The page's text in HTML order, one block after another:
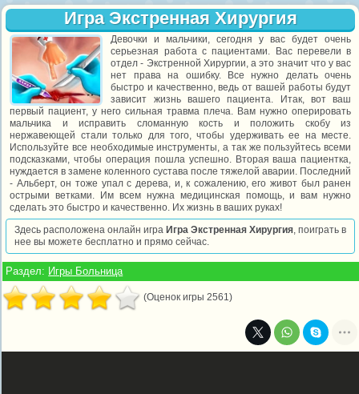
Игра Экстренная Хирургия
Девочки и мальчики, сегодня у вас будет очень
серьезная работа с пациентами. Вас перевели в
отдел - Экстренной Хирургии, а это значит что у вас
нет права на ошибку. Все нужно делать очень
быстро и качественно, ведь от вашей работы будут
зависит жизнь вашего пациента. Итак, вот ваш
первый пациент, у него сильная травма плеча. Вам нужно оперировать
мальчика и исправить сломанную кость и положить скобу из
нержавеющей стали только для того, чтобы удерживать ее на месте.
Используйте все необходимые инструменты, а так же пользуйтесь всеми
подсказками, чтобы операция пошла успешно. Вторая ваша пациентка,
нуждается в замене коленного сустава после тяжелой аварии. Последний
- Альберт, он тоже упал с дерева, и, к сожалению, его живот был ранен
острыми ветками. Им всем нужна медицинская помощь, и вам нужно
сделать это быстро и качественно. Их жизнь в ваших руках!
Здесь расположена онлайн игра Игра Экстренная Хирургия, поиграть в
нее вы можете бесплатно и прямо сейчас.
Раздел: Игры Больница
(Оценок игры 2561)